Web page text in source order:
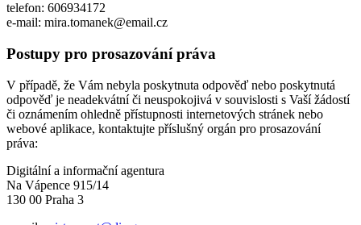
telefon: 606934172
e-mail: mira.tomanek@email.cz
Postupy pro prosazování práva
V případě, že Vám nebyla poskytnuta odpověď nebo poskytnutá
odpověď je neadekvátní či neuspokojivá v souvislosti s Vaší žádostí
či oznámením ohledně přístupnosti internetových stránek nebo
webové aplikace, kontaktujte příslušný orgán pro prosazování
práva:
Digitální a informační agentura
Na Vápence 915/14
130 00 Praha 3